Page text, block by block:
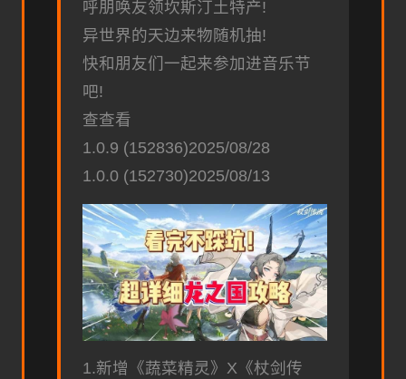
呼朋唤友领坎斯汀土特产!
异世界的天边来物随机抽!
快和朋友们一起来参加进音乐节
吧!
查查看
1.0.9 (152836)2025/08/28
1.0.0 (152730)2025/08/13
1.新增《蔬菜精灵》X《杖剑传